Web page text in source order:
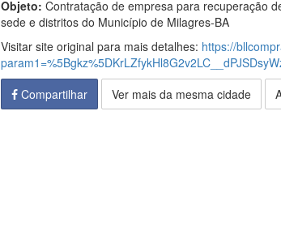
Objeto: Contratação de empresa para recuperação
sede e distritos do Município de Milagres-BA
Visitar site original para mais detalhes: https://
Compartilhar
Ver mais da mesma cidade